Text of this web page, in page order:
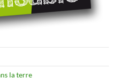
la terre